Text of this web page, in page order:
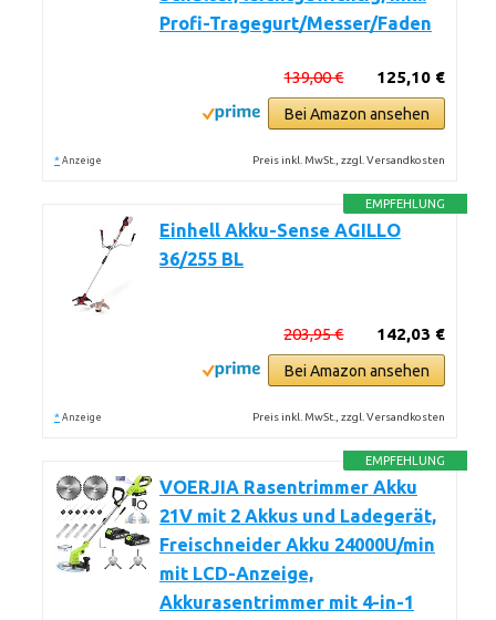
Profi-Tragegurt/Messer/Faden
125,10 €
139,00 €
Bei Amazon ansehen
* Anzeige Preis inkl. MwSt., zzgl. Versandkosten
EMPFEHLUNG
Einhell Akku-Sense AGILLO
36/255 BL
142,03 €
203,95 €
Bei Amazon ansehen
* Anzeige Preis inkl. MwSt., zzgl. Versandkosten
EMPFEHLUNG
VOERJIA Rasentrimmer Akku
21V mit 2 Akkus und Ladegerät,
Freischneider Akku 24000U/min
mit LCD-Anzeige,
Akkurasentrimmer mit 4-in-1